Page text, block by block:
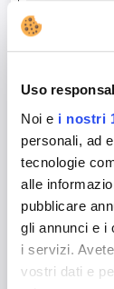
Uso
Noi e i nostri
personali, ad
tecnologie
alle
pubblicare
gli annunci e i
i servizi.
vostri dati e
_ga [x2]
_ga_# [x2]